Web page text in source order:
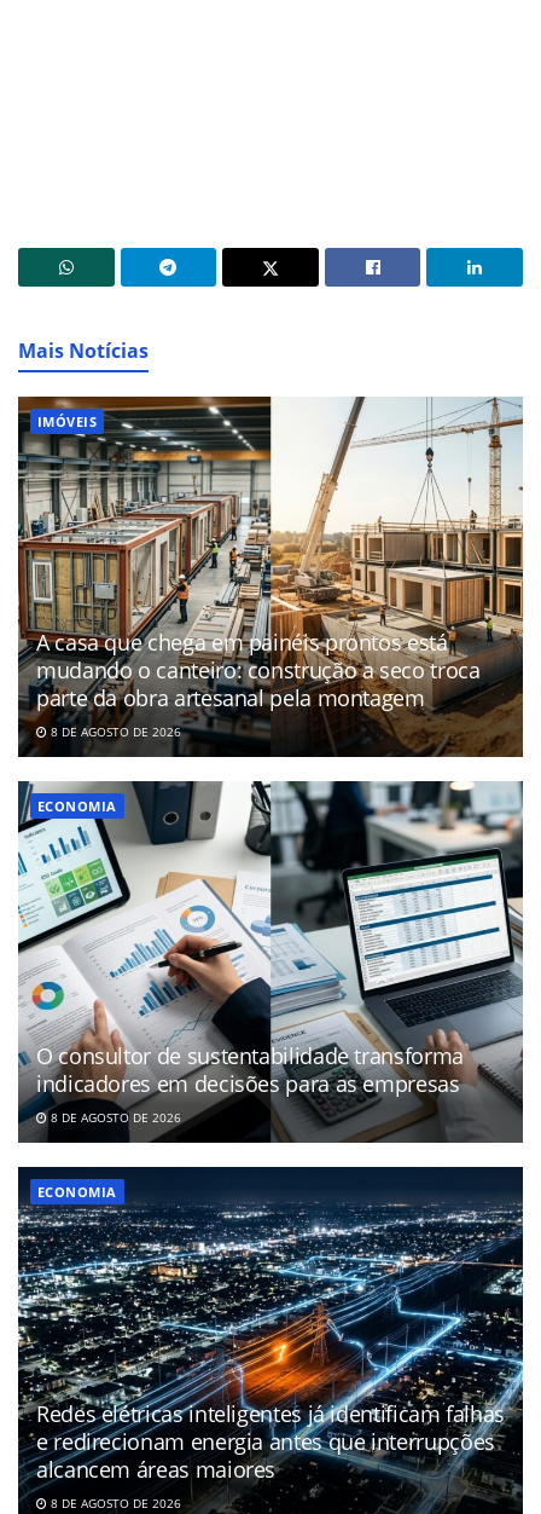
Mais Notícias
IMÓVEIS
A casa que chega em painéis prontos está
mudando o canteiro: construção a seco troca
parte da obra artesanal pela montagem
8 DE AGOSTO DE 2026
ECONOMIA
O consultor de sustentabilidade transforma
indicadores em decisões para as empresas
8 DE AGOSTO DE 2026
ECONOMIA
Redes elétricas inteligentes já identificam falhas
e redirecionam energia antes que interrupções
alcancem áreas maiores
8 DE AGOSTO DE 2026